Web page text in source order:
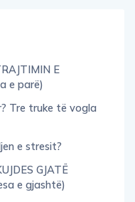
E
e parë)
Tre truke të vogla
e stresit?
GJATË
e gjashtë)